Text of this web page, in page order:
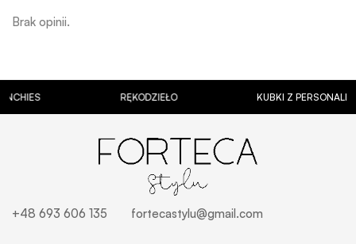
Brak opinii.
RĘKODZIEŁO KUBKI Z PERSONALIZACJĄ
+48 693 606 135 fortecastylu@gmail.com